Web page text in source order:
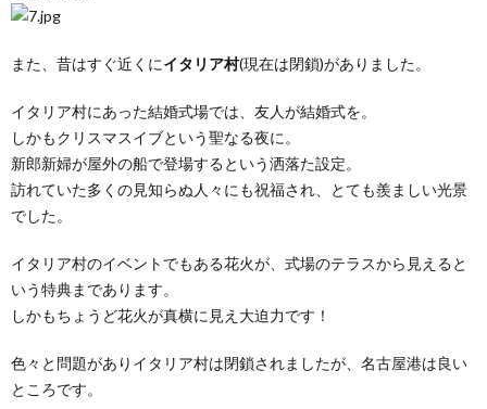
また、昔はすぐ近くにイタリア村(現在は閉鎖)がありました。
イタリア村にあった結婚式場では、友人が結婚式を。
しかもクリスマスイブという聖なる夜に。
新郎新婦が屋外の船で登場するという洒落た設定。
訪れていた多くの見知らぬ人々にも祝福され、とても羨ましい光景
でした。
イタリア村のイベントでもある花火が、式場のテラスから見えると
いう特典まであります。
しかもちょうど花火が真横に見え大迫力です！
色々と問題がありイタリア村は閉鎖されましたが、名古屋港は良い
ところです。